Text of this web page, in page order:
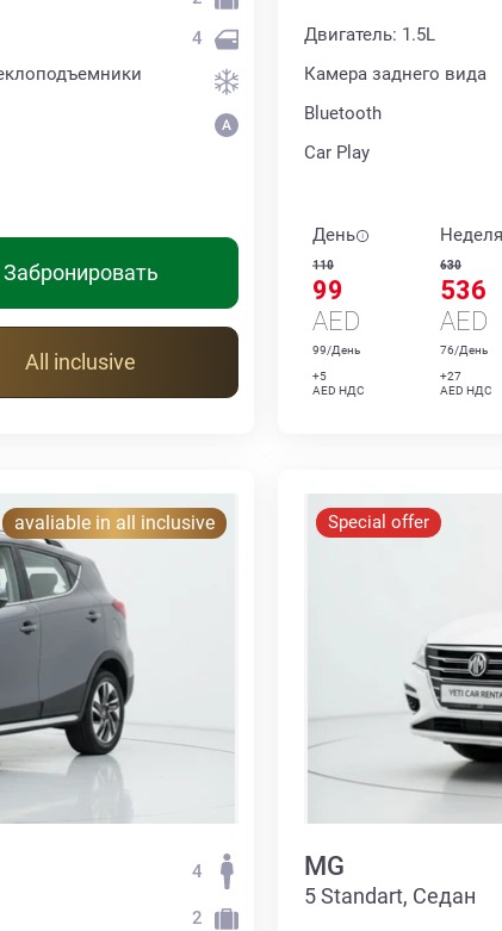
4
Забронировать
All inclusive
Двигатель: 1.5L
Камера заднего вида
Bluetooth
Car Play
День
110
99
AED
99/День
+5
AED НДС
Неделя
630
536
AED
76/День
+27
AED НДС
avaliable in all inclusive
4
2
Special offer
MG
5 Standart, Седан